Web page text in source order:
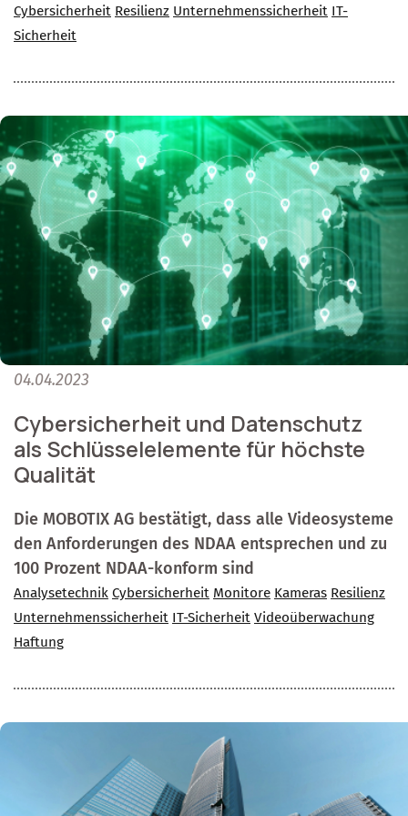
Cybersicherheit Resilienz Unternehmenssicherheit IT-
Sicherheit
04.04.2023
Cybersicherheit und Datenschutz
als Schlüsselelemente für höchste
Qualität
Die MOBOTIX AG bestätigt, dass alle Videosysteme
den Anforderungen des NDAA entsprechen und zu
100 Prozent NDAA-konform sind
Analysetechnik Cybersicherheit Monitore Kameras Resilienz
Unternehmenssicherheit IT-Sicherheit Videoüberwachung
Haftung